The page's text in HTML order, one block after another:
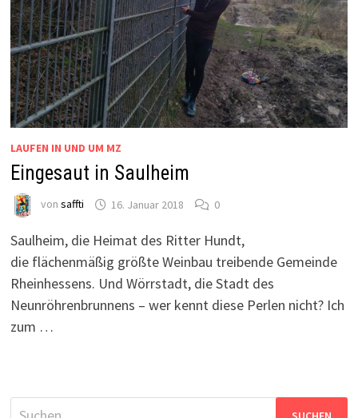
LAUFEN IN UND UM MZ
Eingesaut in Saulheim
von saffti 16. Januar 2018 0
Saulheim, die Heimat des Ritter Hundt,
die flächenmäßig größte Weinbau treibende Gemeinde
Rheinhessens. Und Wörrstadt, die Stadt des
Neunröhrenbrunnens – wer kennt diese Perlen nicht? Ich
zum …
Suchen